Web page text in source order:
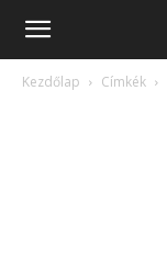
Mobilissimo.hu
Kezdőlap Címkék